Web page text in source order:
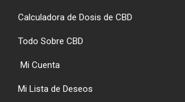
Calculadora de Dosis de CBD
Todo Sobre CBD
Mi Cuenta
Mi Lista de Deseos